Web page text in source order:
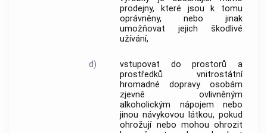
prodejny, které jsou k tomu
oprávněny, nebo jinak
umožňovat jejich škodlivé
užívání,
d)
vstupovat do prostorů a
prostředků vnitrostátní
hromadné dopravy osobám
zjevně ovlivněným
alkoholickým nápojem nebo
jinou návykovou látkou, pokud
ohrožují nebo mohou ohrozit